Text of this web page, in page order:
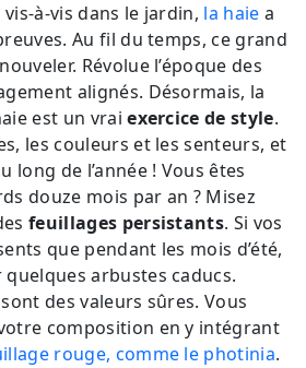
à-vis dans le jardin, la haie a
Au fil du temps, ce grand
Révolue l’époque des
alignés. Désormais, la
est un vraiexercice de style.
les couleurs et les senteurs, et
long de l’année ! Vous êtes
douze mois par an ? Misez
feuillages persistants. Si vos
que pendant les mois d’été,
arbustes caducs.
des valeurs sûres. Vous
composition en y intégrant
rouge, comme le photinia.